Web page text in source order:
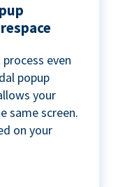
even
popup
your
same screen.
on your